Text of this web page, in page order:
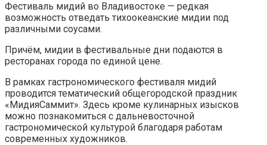
Фестиваль мидий во Владивостоке — редкая
возможность отведать тихоокеанские мидии под
различными соусами.
Причём, мидии в фестивальные дни подаются в
ресторанах города по единой цене.
В рамках гастрономического фестиваля мидий
проводится тематический общегородской праздник
«МидияСаммит». Здесь кроме кулинарных изысков
можно познакомиться с дальневосточной
гастрономической культурой благодаря работам
современных художников.